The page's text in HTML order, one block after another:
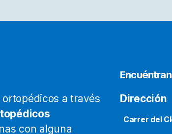
ortopédicos a través
con alguna
Dirección
Carrer del